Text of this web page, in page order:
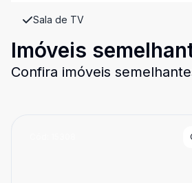
Sala de TV
Imóveis
Confira imóveis